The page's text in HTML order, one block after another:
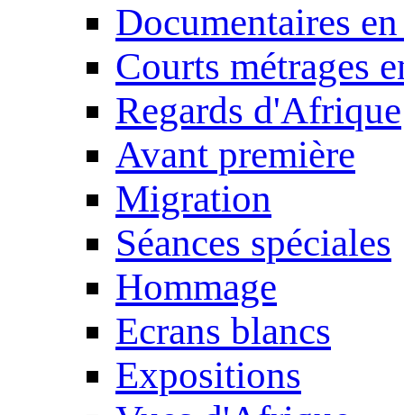
Documentaires
Courts métrages
Regards d'Afrique
Avant première
Migration
Séances spéciales
Hommage
Ecrans blancs
Expositions